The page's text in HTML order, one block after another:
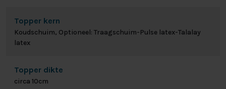
Topper kern
Koudschuim, Optioneel: Traagschuim-Pulse latex-Talalay
latex
Topper dikte
circa 10cm